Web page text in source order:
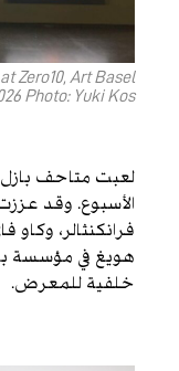
Zero10, Art Basel
Photo: Yuki Kos
لعبت متاحف بازل
الأسبوع. وقد
فرانكنثالر،
هويغ في مؤسسة
خلفية للمعرض.